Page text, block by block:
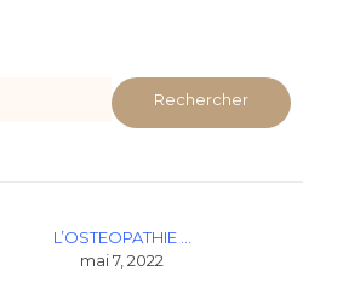
Rechercher
L’OSTEOPATHIE …
mai 7, 2022